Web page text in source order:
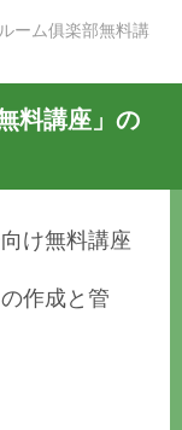
ーム俱楽部無料講
料講座」の
け無料講座
作成と管